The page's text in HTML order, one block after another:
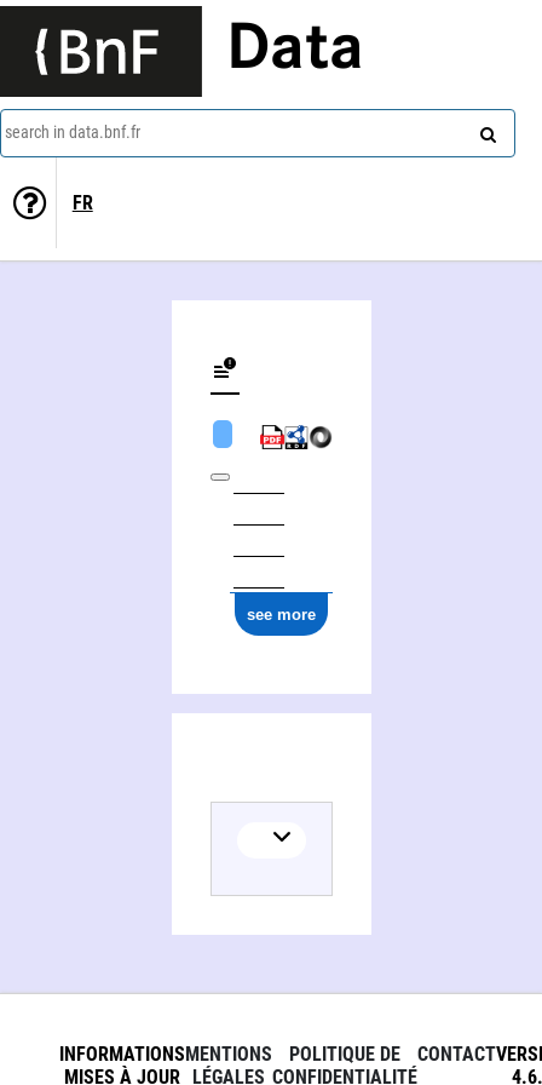
Data
search in data.bnf.fr
FR
see more
INFORMATIONS
MISES À JOUR
MENTIONS
LÉGALES
POLITIQUE DE
CONFIDENTIALITÉ
CONTACT